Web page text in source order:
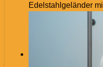
Edelstahlgeländer